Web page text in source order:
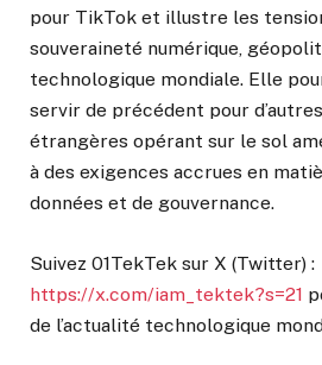
pour TikTok et illustre les
souveraineté numérique,
technologique mondiale. Elle
servir de précédent pour
étrangères opérant sur le sol
à des exigences accrues en
données et de gouvernance.
Suivez 01TekTek sur X (Twitter) :
https://x.com/iam_tektek?s=21
de l’actualité technologique